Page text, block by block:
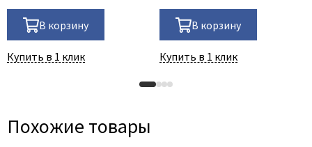
В корзину
Купить в 1 клик
В корзину
Купить в 1 клик
Похожие товары